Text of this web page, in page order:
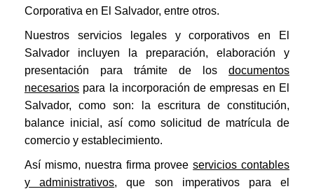
Corporativa en El Salvador, entre otros.
Nuestros servicios legales y corporativos en El
Salvador incluyen la preparación, elaboración y
presentación para trámite de los documentos
necesarios para la incorporación de empresas en El
Salvador, como son: la escritura de constitución,
balance inicial, así como solicitud de matrícula de
comercio y establecimiento.
Así mismo, nuestra firma proveeservicios contables
y administrativos, que son imperativos para el